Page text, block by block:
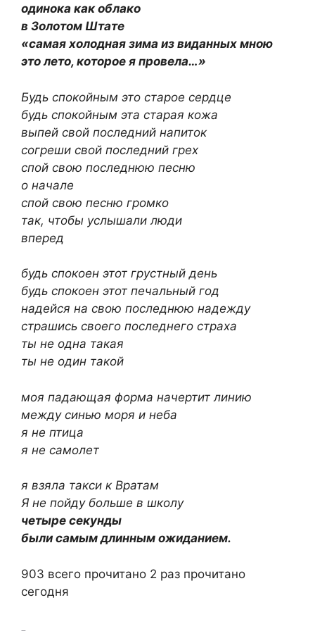
одинока как облако
в Золотом Штате
«самая холодная зима из виданных мною
это лето, которое я провела…»
Будь спокойным это старое сердце
будь спокойным эта старая кожа
выпей свой последний напиток
согреши свой последний грех
спой свою последнюю песню
о начале
спой свою песню громко
так, чтобы услышали люди
вперед
будь спокоен этот грустный день
будь спокоен этот печальный год
надейся на свою последнюю надежду
страшись своего последнего страха
ты не одна такая
ты не один такой
моя падающая форма начертит линию
между синью моря и неба
я не птица
я не самолет
я взяла такси к Вратам
Я не пойду больше в школу
четыре секунды
были самым длинным ожиданием.
903 всего прочитано 2 раз прочитано
сегодня